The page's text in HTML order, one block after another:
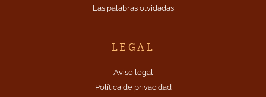
Las palabras olvidadas
LEGAL
Aviso legal
Política de privacidad